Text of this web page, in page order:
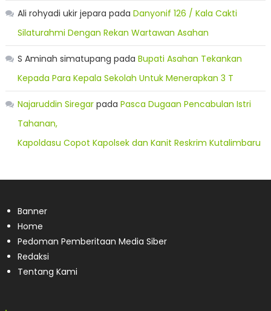
Ali rohyadi ukir jepara pada Danyonif 126 / Kala Cakti
Silaturahmi Dengan Rekan Wartawan Asahan
S Aminah simatupang pada Bupati Asahan Tekankan
Kepada Para Kepala Sekolah Untuk Menerapkan 3 T
Najaruddin Siregarpada Pasca Dugaan Pencabulan Istri
Tahanan,
Kapoldasu Copot Kapolsek dan Kanit Reskrim Kutalimbaru
Banner
Home
Pedoman Pemberitaan Media Siber
Redaksi
Tentang Kami